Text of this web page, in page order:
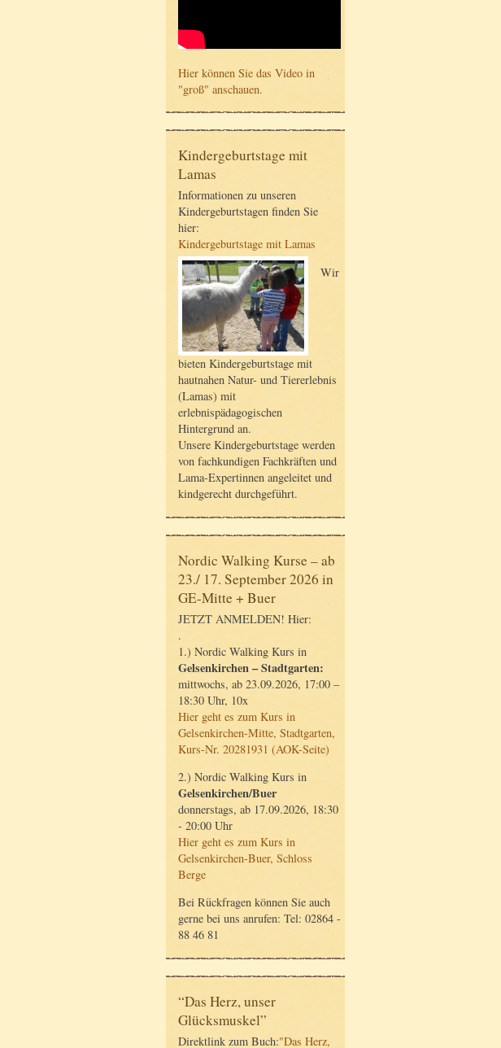
Hier können Sie das Video in
"groß" anschauen.
Kindergeburtstage mit
Lamas
Informationen zu unseren
Kindergeburtstagen finden Sie
hier:
Kindergeburtstage mit Lamas
Wir
bieten Kindergeburtstage mit
hautnahen Natur- und Tiererlebnis
(Lamas) mit
erlebnispädagogischen
Hintergrund an.
Unsere Kindergeburtstage werden
von fachkundigen Fachkräften und
Lama-Expertinnen angeleitet und
kindgerecht durchgeführt.
Nordic Walking Kurse – ab
23./ 17. September 2026 in
GE-Mitte + Buer
JETZT ANMELDEN! Hier:
.
1.) Nordic Walking Kurs in
Gelsenkirchen – Stadtgarten:
mittwochs, ab 23.09.2026, 17:00 –
18:30 Uhr, 10x
Hier geht es zum Kurs in
Gelsenkirchen-Mitte, Stadtgarten,
Kurs-Nr. 20281931 (AOK-Seite)
2.) Nordic Walking Kurs in
Gelsenkirchen/Buer
donnerstags, ab 17.09.2026, 18:30
- 20:00 Uhr
Hier geht es zum Kurs in
Gelsenkirchen-Buer, Schloss
Berge
Bei Rückfragen können Sie auch
gerne bei uns anrufen: Tel: 02864 -
88 46 81
“Das Herz, unser
Glücksmuskel”
Direktlink zum Buch:"Das Herz,